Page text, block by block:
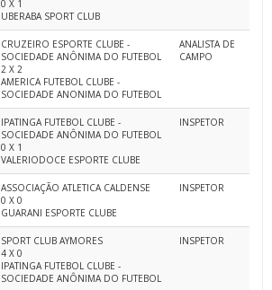
0 X 1
UBERABA SPORT CLUB
CRUZEIRO ESPORTE CLUBE -
SOCIEDADE ANÔNIMA DO FUTEBOL
2 X 2
AMERICA FUTEBOL CLUBE -
SOCIEDADE ANONIMA DO FUTEBOL
ANALISTA DE
CAMPO
IPATINGA FUTEBOL CLUBE -
SOCIEDADE ANÔNIMA DO FUTEBOL
0 X 1
VALERIODOCE ESPORTE CLUBE
INSPETOR
ASSOCIAÇÃO ATLETICA CALDENSE
0 X 0
GUARANI ESPORTE CLUBE
INSPETOR
SPORT CLUB AYMORES
4 X 0
IPATINGA FUTEBOL CLUBE -
SOCIEDADE ANÔNIMA DO FUTEBOL
INSPETOR